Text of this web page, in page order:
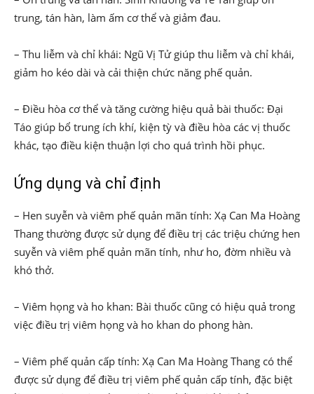
trung, tán hàn, làm ấm cơ thể và giảm đau.
– Thu liễm và chỉ khái: Ngũ Vị Tử giúp thu liễm và chỉ khái,
giảm ho kéo dài và cải thiện chức năng phế quản.
– Điều hòa cơ thể và tăng cường hiệu quả bài thuốc: Đại
Táo giúp bổ trung ích khí, kiện tỳ và điều hòa các vị thuốc
khác, tạo điều kiện thuận lợi cho quá trình hồi phục.
Ứng dụng và chỉ định
– Hen suyễn và viêm phế quản mãn tính: Xạ Can Ma Hoàng
Thang thường được sử dụng để điều trị các triệu chứng hen
suyễn và viêm phế quản mãn tính, như ho, đờm nhiều và
khó thở.
– Viêm họng và ho khan: Bài thuốc cũng có hiệu quả trong
việc điều trị viêm họng và ho khan do phong hàn.
– Viêm phế quản cấp tính: Xạ Can Ma Hoàng Thang có thể
được sử dụng để điều trị viêm phế quản cấp tính, đặc biệt